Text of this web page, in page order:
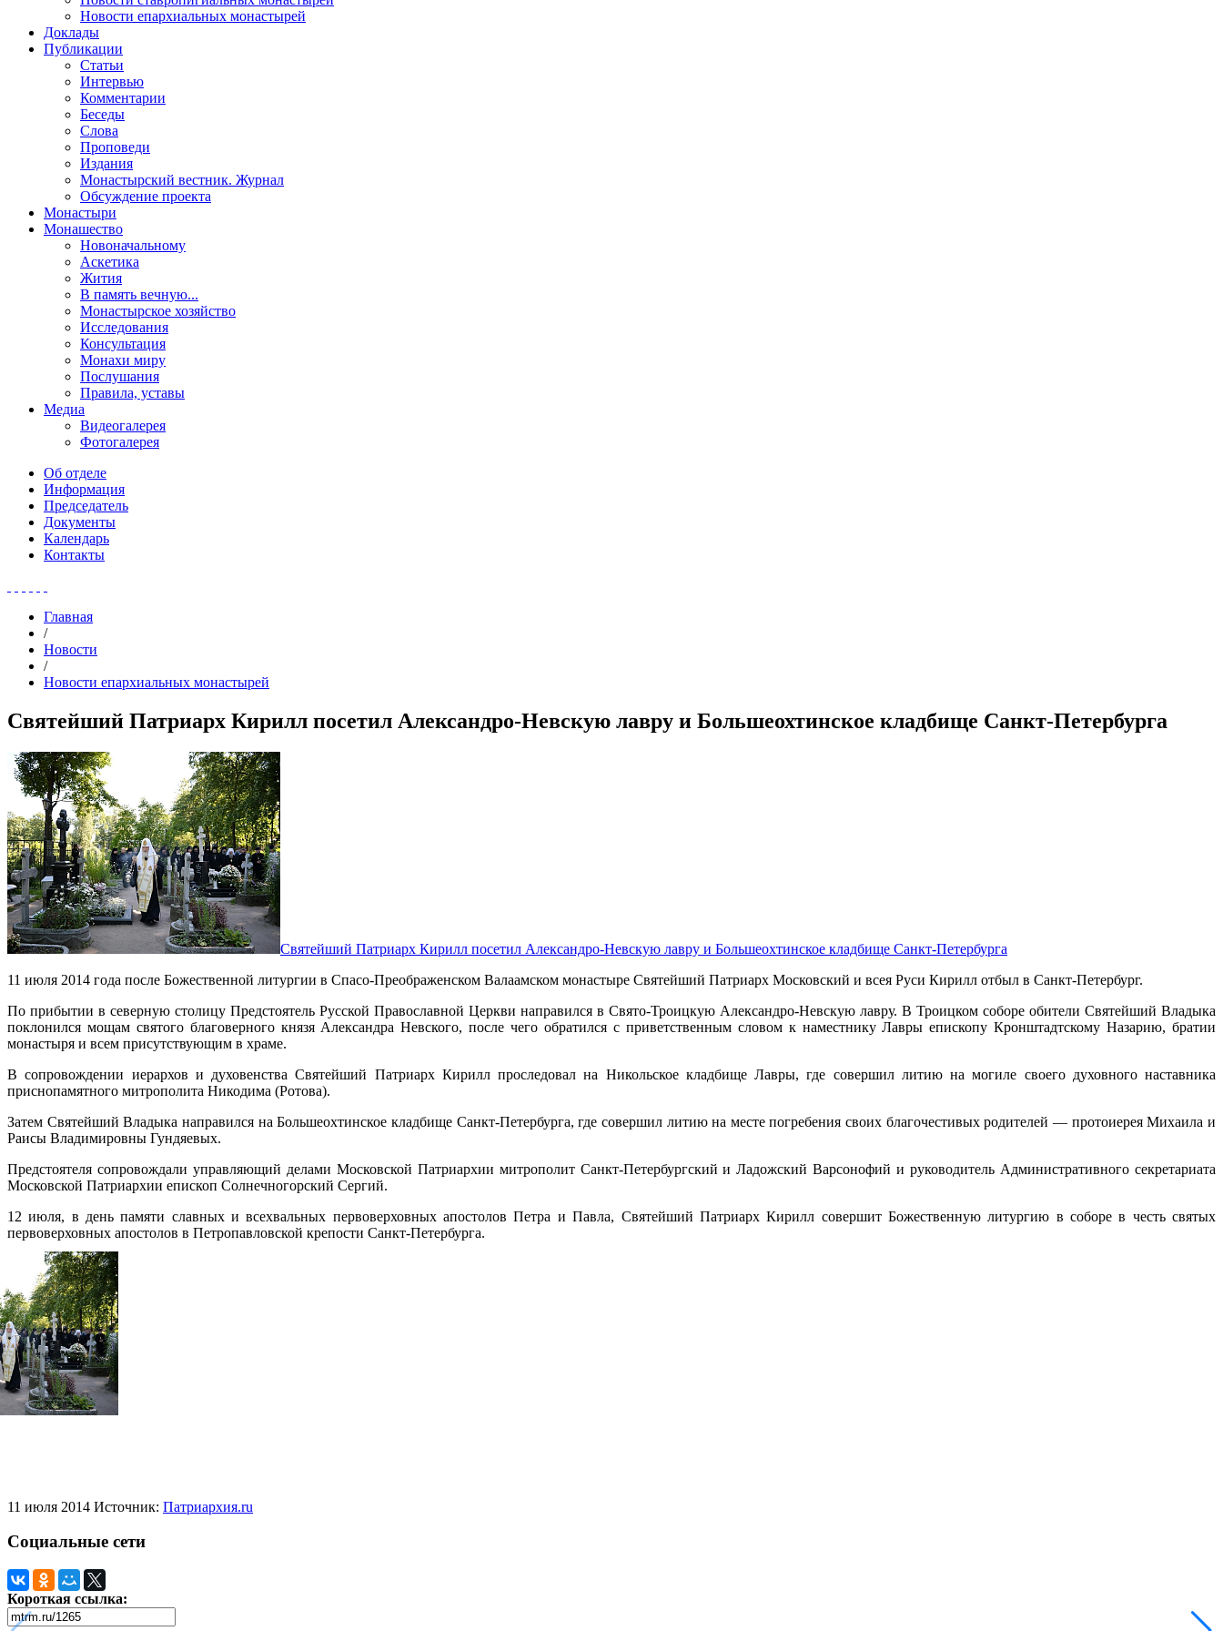
Новости епархиальных монастырей
Доклады
Публикации
Статьи
Интервью
Комментарии
Беседы
Слова
Проповеди
Издания
Монастырский вестник. Журнал
Обсуждение проекта
Монастыри
Монашество
Новоначальному
Аскетика
Жития
В память вечную...
Монастырское хозяйство
Исследования
Консультация
Монахи миру
Послушания
Правила, уставы
Медиа
Видеогалерея
Фотогалерея
Об отделе
Информация
Председатель
Документы
Календарь
Контакты
Главная
/
Новости
/
Новости епархиальных монастырей
Святейший Патриарх Кирилл посетил Александро-Невскую лавру и Большеохтинское кладбище Санкт-Петербурга
Святейший Патриарх Кирилл посетил Александро-Невскую лавру и Большеохтинское кладбище Санкт-Петербурга
11 июля 2014 года после Божественной литургии в Спасо-Преображенском Валаамском монастыре Святейший Патриарх Московский и всея Руси Кирилл отбыл в Санкт-Петербург.
По прибытии в северную столицу Предстоятель Русской Православной Церкви направился в Свято-Троицкую Александро-Невскую лавру. В Троицком соборе обители Святейший Владыка
поклонился мощам святого благоверного князя Александра Невского, после чего обратился с приветственным словом к наместнику Лавры епископу Кронштадтскому Назарию, братии
монастыря и всем присутствующим в храме.
В сопровождении иерархов и духовенства Святейший Патриарх Кирилл проследовал на Никольское кладбище Лавры, где совершил литию на могиле своего духовного наставника
приснопамятного митрополита Никодима (Ротова).
Затем Святейший Владыка направился на Большеохтинское кладбище Санкт-Петербурга, где совершил литию на месте погребения своих благочестивых родителей — протоиерея Михаила и
Раисы Владимировны Гундяевых.
Предстоятеля сопровождали управляющий делами Московской Патриархии митрополит Санкт-Петербургский и Ладожский Варсонофий и руководитель Административного секретариата
Московской Патриархии епископ Солнечногорский Сергий.
12 июля, в день памяти славных и всехвальных первоверховных апостолов Петра и Павла, Святейший Патриарх Кирилл совершит Божественную литургию в соборе в честь святых
первоверховных апостолов в Петропавловской крепости Санкт-Петербурга.
Распечатать
Фото
11 июля 2014 Источник: Патриархия.ru
Социальные сети
Короткая ссылка: